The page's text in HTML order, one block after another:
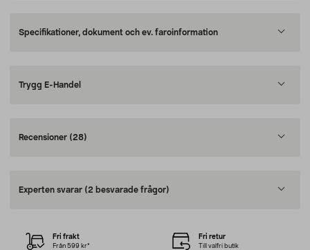
Specifikationer, dokument och ev. faroinformation
Trygg E-Handel
Recensioner (28)
Experten svarar (2 besvarade frågor)
Fri frakt
Från 599 kr*
Fri retur
Till valfri butik